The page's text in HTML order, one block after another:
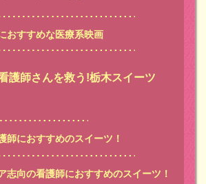
おすすめな医療系映画
護師さんを救う!栃木スイーツ
師におすすめのスイーツ！
志向の看護師におすすめのスイーツ！